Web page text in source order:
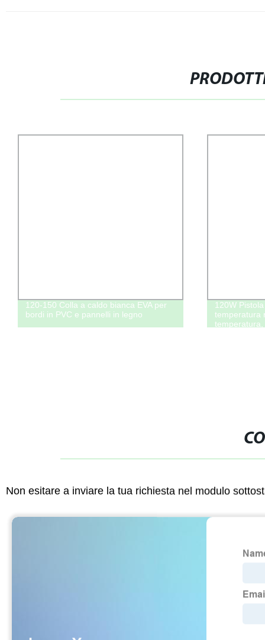
120-150 Colla a caldo bianca EVA per
bordi in PVC e pannelli in legno
120W
temperatura
Non esitare a inviare la tua richiesta nel modulo